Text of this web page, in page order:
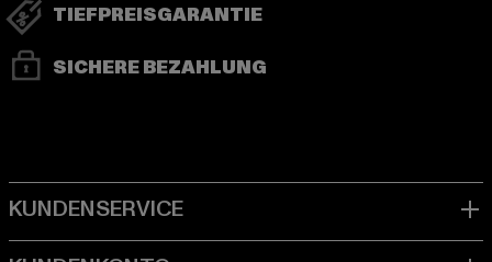
TIEFPREISGARANTIE
SICHERE BEZAHLUNG